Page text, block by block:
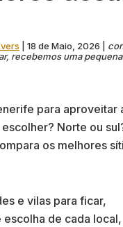
18 de Maio, 2026
recebemos uma
para aproveitar
Norte ou
os melhores
e vilas para ficar,
escolha de cada